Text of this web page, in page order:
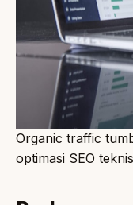
Organic traffic
optimasi SEO